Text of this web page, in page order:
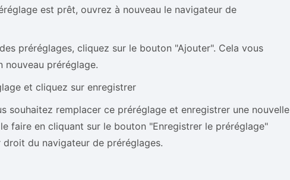
est prêt, ouvrez à nouveau le navigateur de
préréglages, cliquez sur le bouton "Ajouter". Cela vous
nouveau préréglage.
et cliquez sur enregistrer
souhaitez remplacer ce préréglage et enregistrer une nouvelle
faire en cliquant sur le bouton "Enregistrer le préréglage"
droit du navigateur de préréglages.